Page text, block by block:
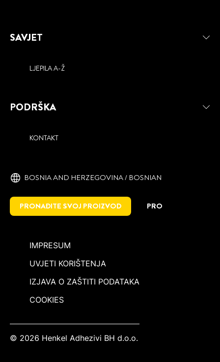
SAVJET
LJEPILA A-Ž
PODRŠKA
KONTAKT
BOSNIA AND HERZEGOVINA / BOSNIAN
PRONAĐITE SVOJ PROIZVOD PRO
IMPRESUM
UVJETI KORIŠTENJA
IZJAVA O ZAŠTITI PODATAKA
COOKIES
© 2026 Henkel Adhezivi BH d.o.o.